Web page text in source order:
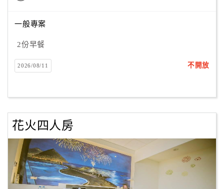
員
戶
客
服
聯
單
Line
一般專案
2份早餐
2026/08/11 不開放
花火四人房